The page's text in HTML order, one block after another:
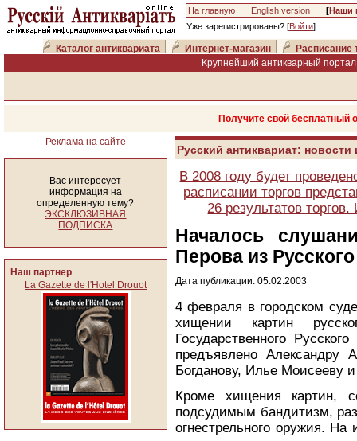
На главную English version [Наши
Уже зарегистрированы? [Войти]
Каталог антиквариата Интернет-магазин
Расписание
Крупнейший антикварный
Получите свой
Реклама на сайте
Вас интересует
информация на
определенную тему?
ЭКСКЛЮЗИВНАЯ
ПОДПИСКА
Наш партнер
La Gazette de l'Hotel Drouot
Русский антиквариат:
В 2008 году будет
расписании торгов
26 результатов
Началось
Перова из
Дата публикации: 05.02.2003
4 февраля в городском
хищении картин
Государственного
предъявлено Александру
Богданову, Илье Моисееву
Кроме хищения картин,
подсудимым бандитизм,
огнестрельного оружия.